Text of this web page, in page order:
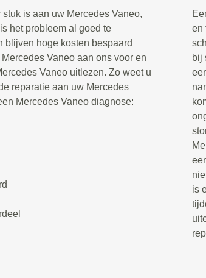
is aan uw Mercedes Vaneo,
het probleem al goed te
blijven hoge kosten bespaard
Vaneo aan ons voor en
Vaneo uitlezen. Zo weet u
reparatie aan uw Mercedes
Mercedes Vaneo diagnose:
en
bij
is